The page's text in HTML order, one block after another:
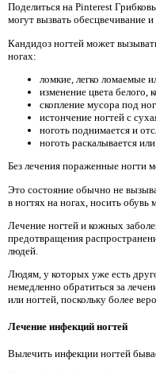
Поделиться на Pinterest
могут вызвать обесцвечивание
Кандидоз ногтей может
ногах:
ломкие, легко ломаемые
изменение цвета белого,
скопление мусора под
истончение ногтей с
ноготь поднимается и
ноготь раскалывается
Без лечения пораженные ногти
Это состояние обычно не
в ногтях на ногах, носить обувь
Лечение ногтей и кожных
предотвращения
людей.
Людям, у которых уже есть
немедленно обратиться за
или ногтей, поскольку более
Лечение инфекций ногтей
Вылечить инфекции ногтей